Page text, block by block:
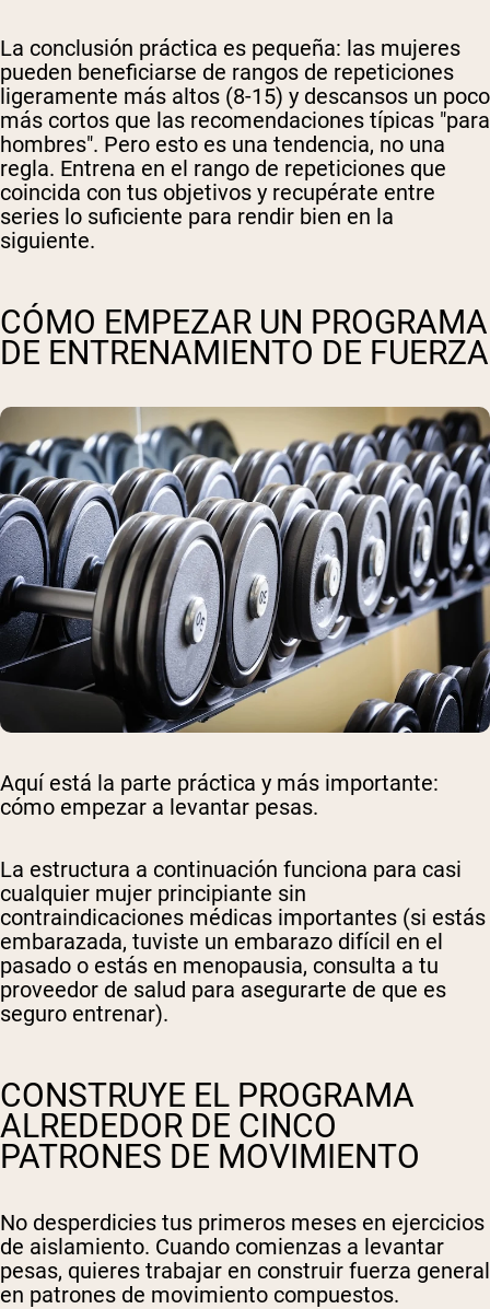
La conclusión práctica es pequeña: las mujeres
pueden beneficiarse de rangos de repeticiones
ligeramente más altos (8-15) y descansos un poco
más cortos que las recomendaciones típicas "para
hombres". Pero esto es una tendencia, no una
regla. Entrena en el rango de repeticiones que
coincida con tus objetivos y recupérate entre
series lo suficiente para rendir bien en la
siguiente.
CÓMO EMPEZAR UN PROGRAMA
DE ENTRENAMIENTO DE FUERZA
Aquí está la parte práctica y más importante:
cómo empezar a levantar pesas.
La estructura a continuación funciona para casi
cualquier mujer principiante sin
contraindicaciones médicas importantes (si estás
embarazada, tuviste un embarazo difícil en el
pasado o estás en menopausia, consulta a tu
proveedor de salud para asegurarte de que es
seguro entrenar).
CONSTRUYE EL PROGRAMA
ALREDEDOR DE CINCO
PATRONES DE MOVIMIENTO
No desperdicies tus primeros meses en ejercicios
de aislamiento. Cuando comienzas a levantar
pesas, quieres trabajar en construir fuerza general
en patrones de movimiento compuestos.